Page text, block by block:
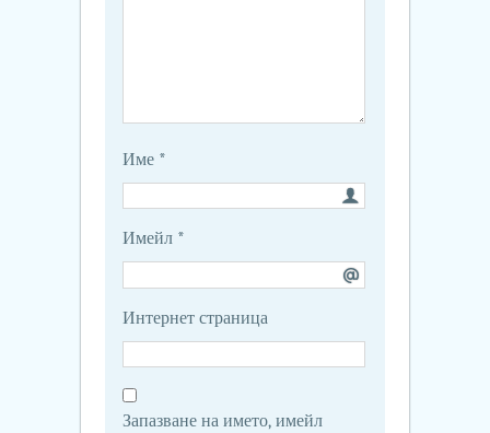
Име *
Имейл *
Интернет страница
Запазване на името, имейл